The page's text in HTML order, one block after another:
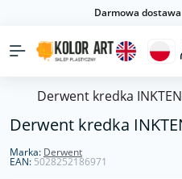
Darmowa dostawa
Derwent kredka
Derwent kredka
Marka: Derwent
EAN: 5028252186971